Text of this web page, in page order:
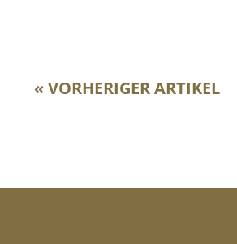
« VORHERIGER ARTIKEL